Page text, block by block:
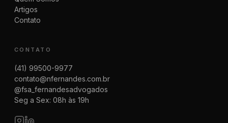
Artigos
Contato
CONTATO
(41) 99500-9977
contato@nfernandes.com.br
@fsa_fernandesadvogados
Seg a Sex: 08h às 19h